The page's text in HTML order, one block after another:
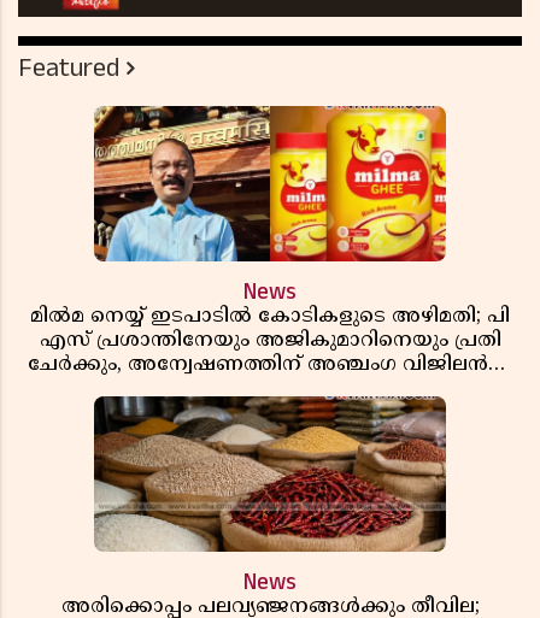
Featured
News
മിൽമ നെയ്യ് ഇടപാടിൽ കോടികളുടെ അഴിമതി; പി
എസ് പ്രശാന്തിനേയും അജികുമാറിനെയും പ്രതി
ചേർക്കും, അന്വേഷണത്തിന് അഞ്ചംഗ വിജിലൻസ്
News
അരിക്കൊപ്പം പലവ്യഞ്ജനങ്ങൾക്കും തീവില;